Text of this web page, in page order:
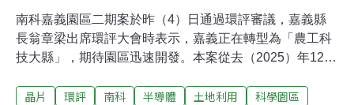
南科嘉義園區二期案於昨（4）日通過環評審議，嘉義縣
長翁章梁出席環評大會時表示，嘉義正在轉型為「農工科
技大縣」，期待園區迅速開發。本案從去（2025）年12月
期將引進先進封裝等高科技產業。南科管理局表示，今
晶片 環評 南科 半導體 土地利用 科學園區